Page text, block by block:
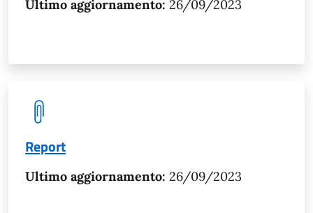
Ultimo aggiornamento: 26/09/2023
Report
Ultimo aggiornamento: 26/09/2023